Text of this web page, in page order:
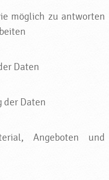
möglich zu antworten
Daten
der Daten
Angeboten und